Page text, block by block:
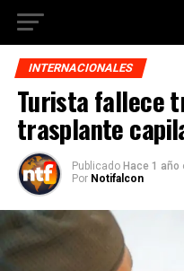
INTERNACIONALES
Turista fallece
trasplante
Publicado Hace 1 año
Por Notifalcon